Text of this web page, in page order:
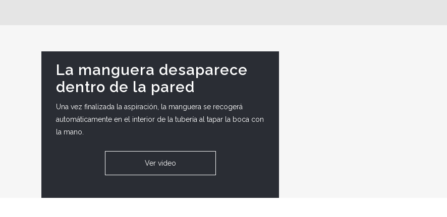
La manguera desaparece
dentro de la pared
Una vez finalizada la aspiración, la manguera se recogerá
automáticamente en el interior de la tubería al tapar la boca con
la mano.
Ver video